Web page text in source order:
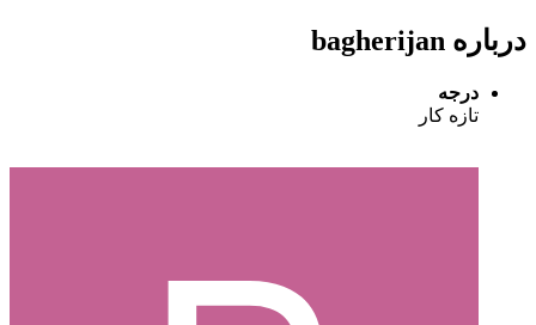
درباره bagherijan
درجه
تازه کار